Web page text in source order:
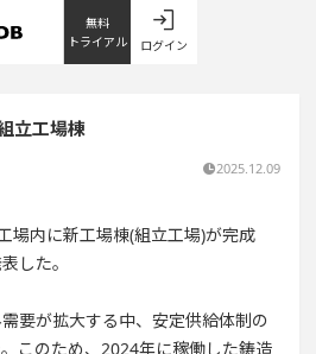
無料
トライアル
ログイン
立工場棟
2025.12.09
場内に新工場棟(組立工場)が完成
した。
要が拡大する中、安定供給体制の
このため、2024年に稼働した鋳造